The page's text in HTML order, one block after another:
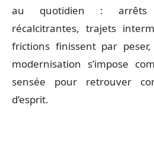
au quotidien : arrêts
récalcitrantes, trajets
frictions finissent par
modernisation s’impose
sensée pour retrouver
d’esprit.